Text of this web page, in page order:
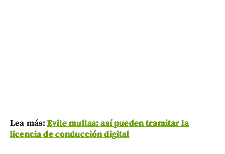
Lea más: Evite multas: así pueden tramitar la
licencia de conducción digital